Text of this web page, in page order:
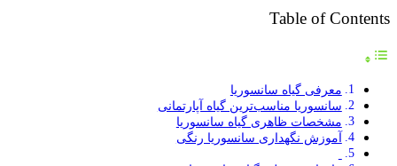
Table of Contents
معرفی گیاه سانسوریا
سانسوریا مناسب‌ترین گیاه آپارتمانی
مشخصات ظاهری گیاه سانسوریا
آموزش نگهداری سانسوریا رنگی